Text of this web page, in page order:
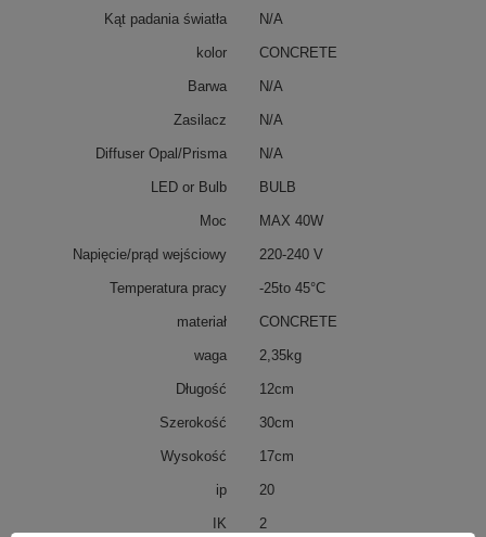
Kąt padania światła N/A
kolor CONCRETE
Barwa N/A
Zasilacz N/A
Diffuser Opal/Prisma N/A
LED or Bulb BULB
Moc MAX 40W
Napięcie/prąd wejściowy 220-240 V
Temperatura pracy -25to 45°C
materiał CONCRETE
waga 2,35kg
Długość 12cm
Szerokość 30cm
Wysokość 17cm
ip 20
IK 2